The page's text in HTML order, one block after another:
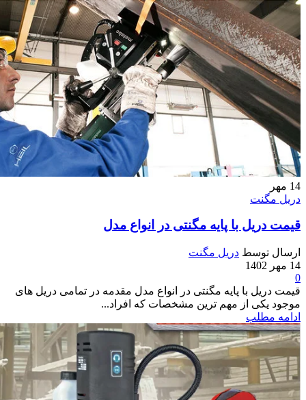
14 مهر
دریل مگنت
قیمت دریل با پایه مگنتی در انواع مدل
ارسال توسط دریل مگنت
14 مهر 1402
0
قیمت دریل با پایه مگنتی در انواع مدل مقدمه در تمامی دریل های
موجود یکی از مهم ترین مشخصات که افراد...
ادامه مطلب